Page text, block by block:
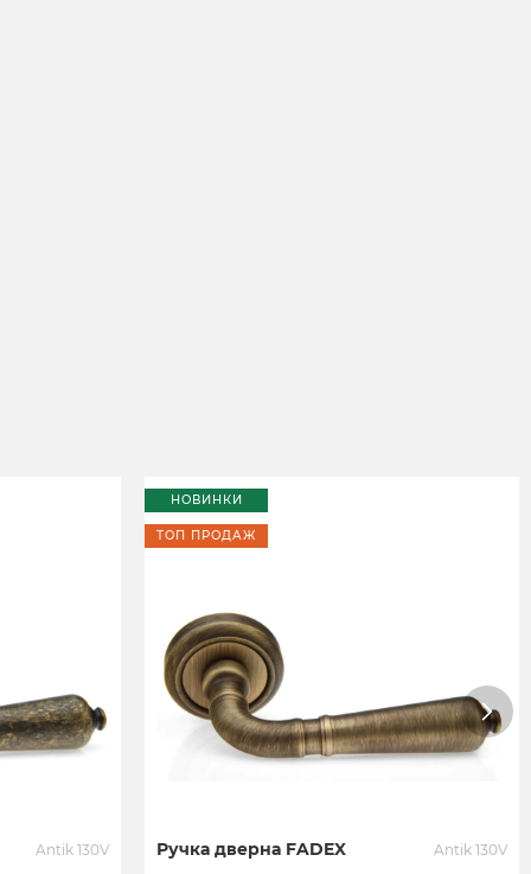
Antik 130V
НОВИНКИ
ТОП ПРОДАЖ
Ручка дверна FADEX Antik 130V